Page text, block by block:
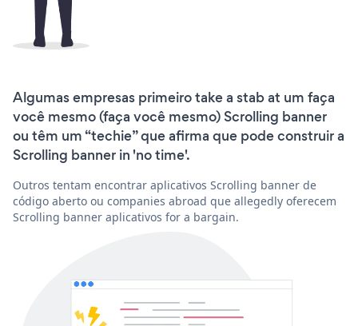
Algumas empresas primeiro take a stab at um faça
você mesmo (faça você mesmo) Scrolling banner
ou têm um “techie” que afirma que pode construir a
Scrolling banner in 'no time'.
Outros tentam encontrar aplicativos Scrolling banner de
código aberto ou companies abroad que allegedly oferecem
Scrolling banner aplicativos for a bargain.